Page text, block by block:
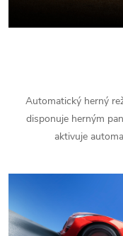
Automatický herný
disponuje herným
aktivuje